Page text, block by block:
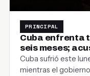
PRINCIPAL
Cuba enfrenta
seis meses;
Cuba sufrió este
mientras el